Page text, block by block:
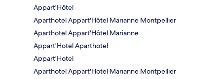
Appart'Hôtel
Aparthotel Appart'Hôtel Marianne Montpellier
Aparthotel Appart'Hôtel Marianne
Appart'Hotel Aparthotel
Appart'Hotel
Aparthotel Appart'Hotel Marianne Montpellier